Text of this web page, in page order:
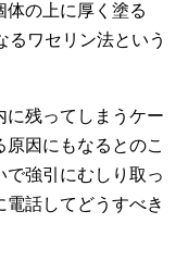
体の上に厚く塗る
るワセリン法という
に残ってしまうケー
因にもなるとのこ
で強引にむしり取っ
話してどうすべき